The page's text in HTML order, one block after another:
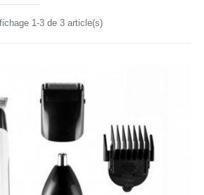
1-3 de 3 article(s)